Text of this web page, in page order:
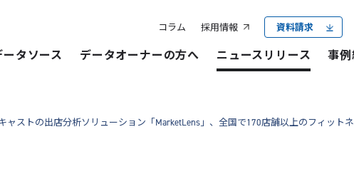
コラム 採用情報 資料請求
ータソース データオーナーの方へ ニュースリリース 事
ャストの出店分析ソリューション「MarketLens」、全国で170店舗以上のフィット